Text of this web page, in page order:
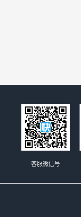
客服微信号